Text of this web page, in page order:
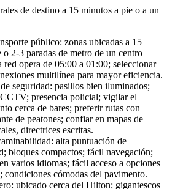
de destino a 15 minutos a pie o a un
público: zonas ubicadas a 15
o 2-3 paradas de metro de un centro
red opera de 05:00 a 01:00; seleccionar
multilínea para mayor eficiencia.
seguridad: pasillos bien iluminados;
presencia policial; vigilar el
cerca de bares; preferir rutas con
de peatones; confiar en mapas de
directrices escritas.
alta puntuación de
bloques compactos; fácil navegación;
varios idiomas; fácil acceso a opciones
condiciones cómodas del pavimento.
ubicado cerca del Hilton; gigantescos